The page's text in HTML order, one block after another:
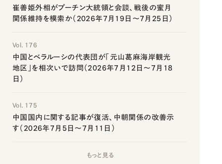
崔善姫外相がプーチン大統領と会談、戦後の蜜月
関係維持を模索か（2026年7月19日～7月25日）
Vol. 176
中国とベラルーシの代表団が「元山葛麻海岸観光
地区」を相次いで訪問（2026年7月12日～7月18
日）
Vol. 175
中国国内に関する記事が復活、中朝関係の改善示
す（2026年7月5日～7月11日）
もっと見る